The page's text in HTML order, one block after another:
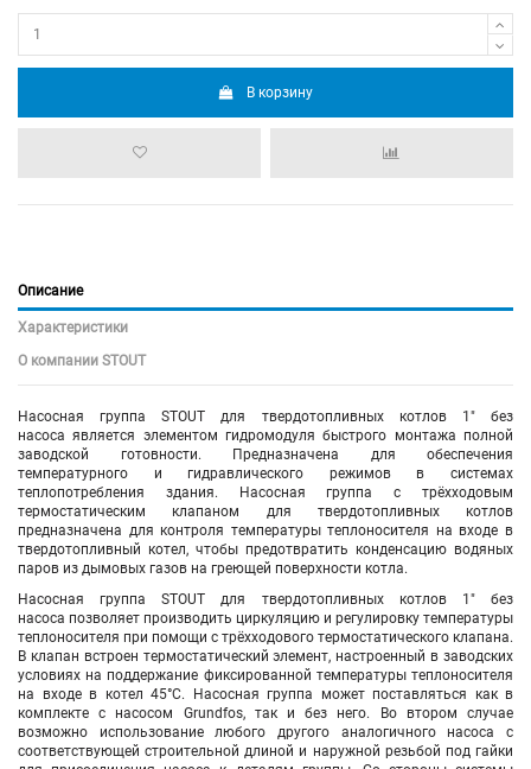
В корзину
Описание
Характеристики
О компании STOUT
Насосная группа STOUT для твердотопливных котлов 1" без
насоса является элементом гидромодуля быстрого монтажа полной
заводской готовности. Предназначена для обеспечения
температурного и гидравлического режимов в системах
теплопотребления здания. Насосная группа с трёхходовым
термостатическим клапаном для твердотопливных котлов
предназначена для контроля температуры теплоносителя на входе в
твердотопливный котел, чтобы предотвратить конденсацию водяных
паров из дымовых газов на греющей поверхности котла.
Насосная группа STOUT для твердотопливных котлов 1" без
насоса позволяет производить циркуляцию и регулировку температуры
теплоносителя при помощи с трёхходового термостатического клапана.
В клапан встроен термостатический элемент, настроенный в заводских
условиях на поддержание фиксированной температуры теплоносителя
на входе в котел 45°С. Насосная группа может поставляться как в
комплекте с насосом Grundfos, так и без него. Во втором случае
возможно использование любого другого аналогичного насоса с
соответствующей строительной длиной и наружной резьбой под гайки